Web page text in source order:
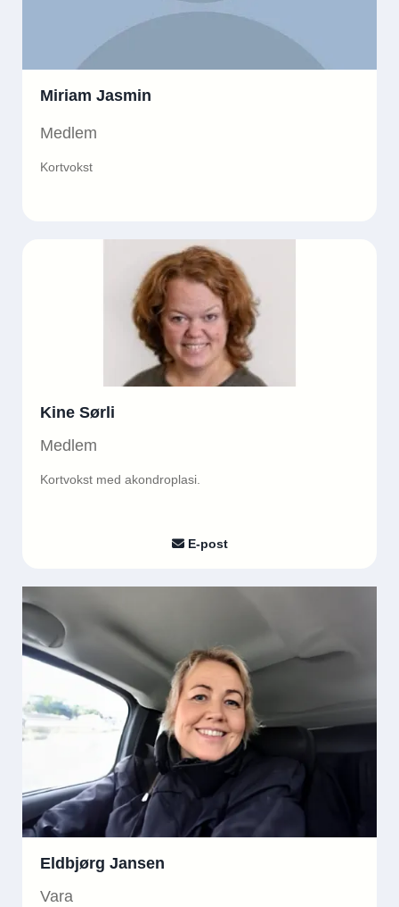
Miriam Jasmin
Medlem
Kortvokst
Kine Sørli
Medlem
Kortvokst med akondroplasi.
 E-post
Eldbjørg Jansen
Vara